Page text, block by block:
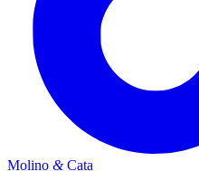
Molino &Cata